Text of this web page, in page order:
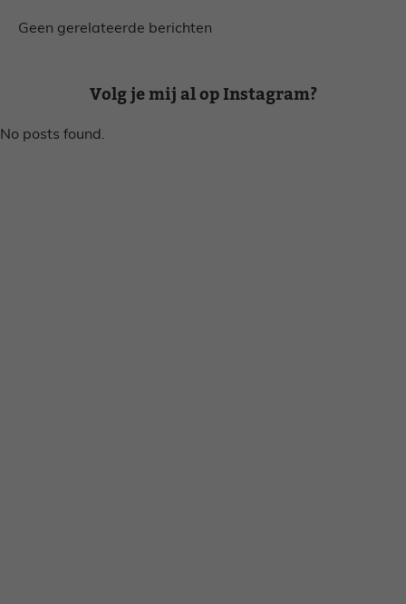
Geen gerelateerde berichten
Volg je mij al op Instagram?
No posts found.